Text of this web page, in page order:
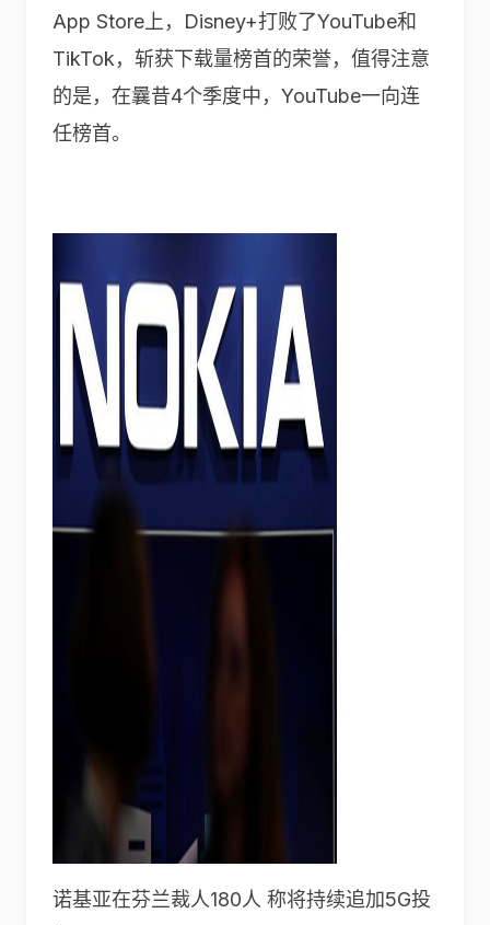
App Store上，Disney+打败了YouTube和
TikTok，斩获下载量榜首的荣誉，值得注意
的是，在曩昔4个季度中，YouTube一向连
任榜首。
诺基亚在芬兰裁人180人 称将持续追加5G投